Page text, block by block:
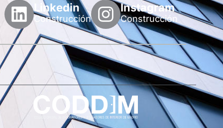
Linkedin
Construcción
Instagram
Construcción